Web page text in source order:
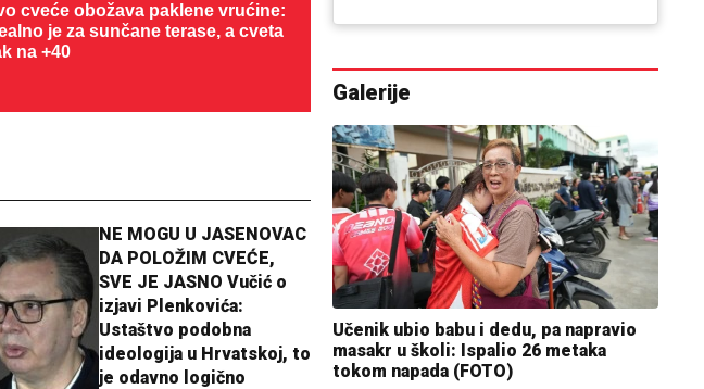
cveće obožava paklene vrućine:
je za sunčane terase, a cveta
na +40
NE MOGU U JASENOVAC
DA POLOŽIM CVEĆE,
SVE JE JASNO Vučić o
izjavi Plenkovića:
Ustaštvo podobna
ideologija u Hrvatskoj, to
je odavno logično
Galerije
Učenik ubio babu i dedu, pa napravio
masakr u školi: Ispalio 26 metaka
tokom napada (FOTO)